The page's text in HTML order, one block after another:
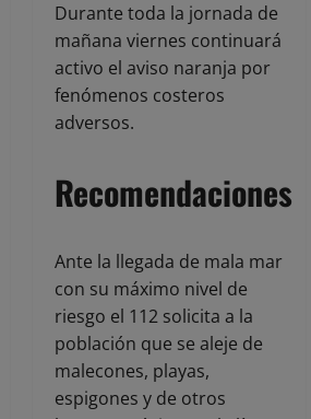
Durante toda la jornada de
mañana viernes continuará
activo el aviso naranja por
fenómenos costeros
adversos.
Recomendaciones
Ante la llegada de mala mar
con su máximo nivel de
riesgo el 112 solicita a la
población que se aleje de
malecones, playas,
espigones y de otros